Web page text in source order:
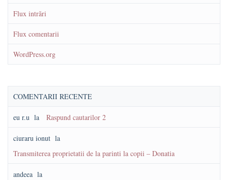
Flux intrări
Flux comentarii
WordPress.org
COMENTARII RECENTE
eu r.u la Raspund cautarilor 2
ciuraru ionut la
Transmiterea proprietatii de la parinti la copii – Donatia
andeea la